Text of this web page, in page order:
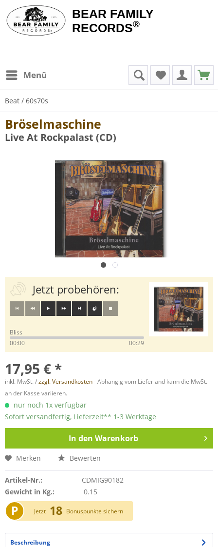
BEAR FAMILY
RECORDS®
Menü
Beat / 60s70s
Bröselmaschine
Live At Rockpalast (CD)
Jetzt probehören:
Bliss
00:00
00:29
17,95 € *
inkl. MwSt. /zzgl. Versandkosten- Abhängig vom Lieferland kann die MwSt.
an der Kasse variieren.
nur noch 1x verfügbar
Sofort versandfertig, Lieferzeit** 1-3 Werktage
In den Warenkorb
Merken Bewerten
Artikel-Nr.:
CDMIG90182
Gewicht in Kg.:
0.15
P Jetzt 18 Bonuspunkte sichern
Beschreibung